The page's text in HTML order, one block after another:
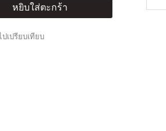
หยิบใส่ตะกร้า
ปเปรียบเทียบ